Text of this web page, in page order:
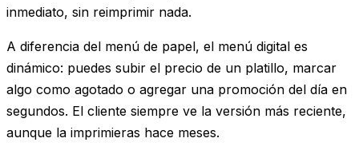
inmediato, sin reimprimir nada.
A diferencia del menú de papel, el menú digital es
dinámico: puedes subir el precio de un platillo, marcar
algo como agotado o agregar una promoción del día en
segundos. El cliente siempre ve la versión más reciente,
aunque la imprimieras hace meses.